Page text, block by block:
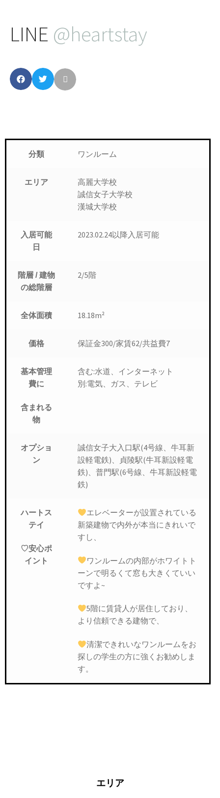
LINE @heartstay
分類 ワンルーム
エリア
高麗大学校
誠信女子大学校
漢城大学校
入居可能
日
2023.02.24以降入居可能
階層 / 建物
の総階層
2/5階
全体面積 18.18m²
価格 保証金300/家賃62/共益費7
基本管理
費に
含まれる
物
含む:水道、インターネット
別:電気、ガス、テレビ
オプショ
ン
誠信女子大入口駅(4号線、牛耳新
設軽電鉄)、貞陵駅(牛耳新設軽電
鉄)、普門駅(6号線、牛耳新設軽電
鉄)
ハートス
テイ
♡安心ポ
イント
エレベーターが設置されている
新築建物で内外が本当にきれいで
すし、
ワンルームの内部がホワイトト
ーンで明るくて窓も大きくていい
ですよ~
5階に賃貸人が居住しており、
より信頼できる建物で、
清潔できれいなワンルームをお
探しの学生の方に強くお勧めしま
す。
エリア